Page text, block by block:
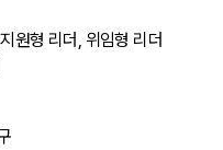
원형 리더, 위임형 리더